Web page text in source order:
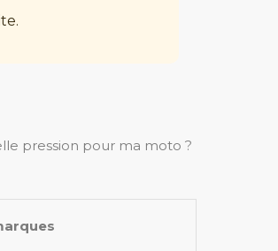
pression pour ma moto ?